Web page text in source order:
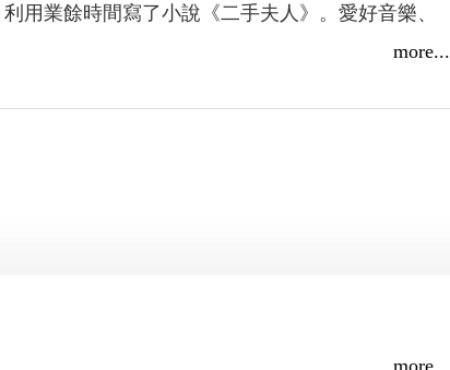
用業餘時間寫了小說《二手夫人》。愛好音樂、
more...
more...